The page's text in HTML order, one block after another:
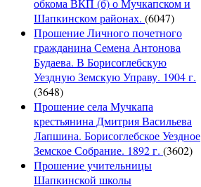
Шапкинском районах. (6047)
Прошение Личного почетного
гражданина Семена Антонова
Будаева. В Борисоглебскую
Уездную Земскую Управу. 1904 г.
(3648)
Прошение села Мучкапа
крестьянина Дмитрия Васильева
Лапшина. Борисоглебское Уездное
Земское Собрание. 1892 г. (3602)
Прошение учительницы
Шапкинской школы